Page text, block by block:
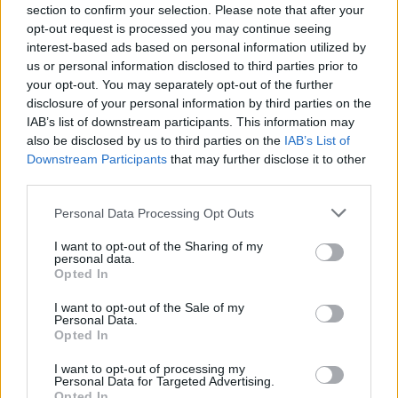
section to confirm your selection. Please note that after your
opt-out request is processed you may continue seeing
interest-based ads based on personal information utilized by
us or personal information disclosed to third parties prior to
your opt-out. You may separately opt-out of the further
disclosure of your personal information by third parties on the
IAB’s list of downstream participants. This information may
also be disclosed by us to third parties on the IAB’s List of
Downstream Participants that may further disclose it to other
Personal Data Processing Opt Outs
I want to opt-out of the Sharing of my
personal data.
Opted In
I want to opt-out of the Sale of my
Personal Data.
Opted In
I want to opt-out of processing my
Personal Data for Targeted Advertising.
25 März 2023
Forenanwärter
PastorOfMuppets ,Saabia,steffenfuerstund1 weiteren Person gefällt dies.